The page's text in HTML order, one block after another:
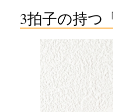
3拍子の持つ